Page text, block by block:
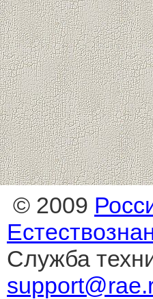
© 2009
Служба